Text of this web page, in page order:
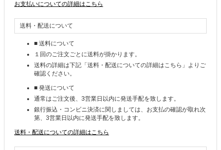
お支払いについての詳細はこちら
送料・配送について
■ 送料について
１回のご注文ごとに送料が掛かります。
送料の詳細は下記「送料・配送についての詳細はこちら」よりご
確認ください。
■ 発送について
通常はご注文後、3営業日以内に発送手配を致します。
銀行振込・コンビニ決済に関しましては、お支払の確認が取れ次
第、3営業日以内に発送手配を致します。
送料・配送についての詳細はこちら